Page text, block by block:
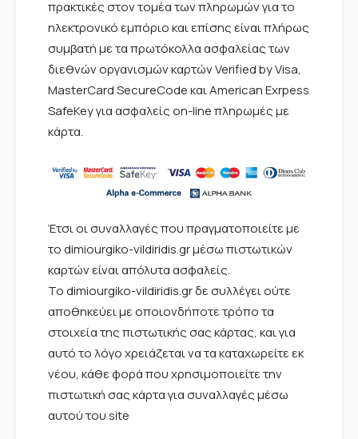
πρακτικές στον τομέα των πληρωμών για το
ηλεκτρονικό εμπόριο και επίσης είναι πλήρως
συμβατή με τα πρωτόκολλα ασφαλείας των
διεθνών οργανισμών καρτών Verified by Visa,
MasterCard SecureCode και American Exrpess
SafeKey για ασφαλείς on-line πληρωμές με
κάρτα.
Έτσι οι συναλλαγές που πραγματοποιείτε με
το dimiourgiko-vildiridis.gr μέσω πιστωτικών
καρτών είναι απόλυτα ασφαλείς.
Το dimiourgiko-vildiridis.gr δε συλλέγει ούτε
αποθηκεύει με οποιονδήποτε τρόπο τα
στοιχεία της πιστωτικής σας κάρτας, και για
αυτό το λόγο χρειάζεται να τα καταχωρείτε εκ
νέου, κάθε φορά που χρησιμοποιείτε την
πιστωτική σας κάρτα για συναλλαγές μέσω
αυτού του site